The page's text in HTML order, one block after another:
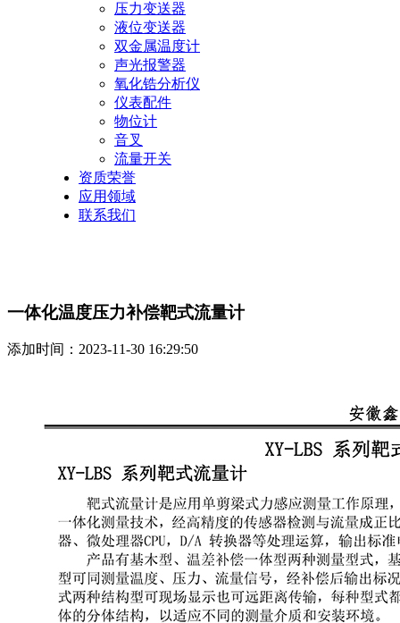
压力变送器
液位变送器
双金属温度计
声光报警器
氧化锆分析仪
仪表配件
物位计
音叉
流量开关
资质荣誉
应用领域
联系我们
一体化温度压力补偿靶式流量计
添加时间：2023-11-30 16:29:50